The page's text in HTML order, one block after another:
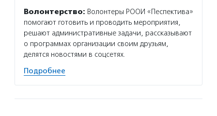
Волонтерство: Волонтеры РООИ «Песпектива»
помогают готовить и проводить мероприятия,
решают административные задачи, рассказывают
о программах организации своим друзьям,
делятся новостями в соцсетях.
Подробнее